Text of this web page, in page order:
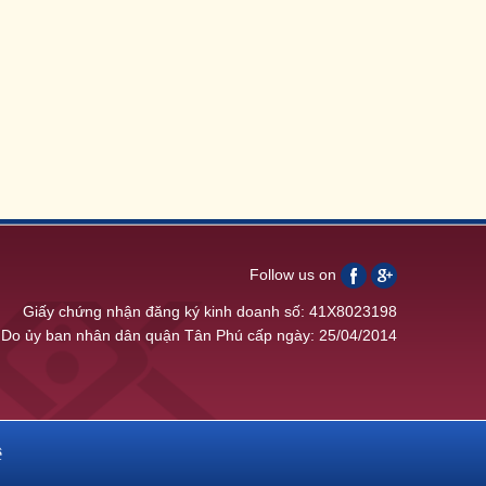
Follow us on
Giấy chứng nhận đăng ký kinh doanh số: 41X8023198
Do ủy ban nhân dân quận Tân Phú cấp ngày: 25/04/2014